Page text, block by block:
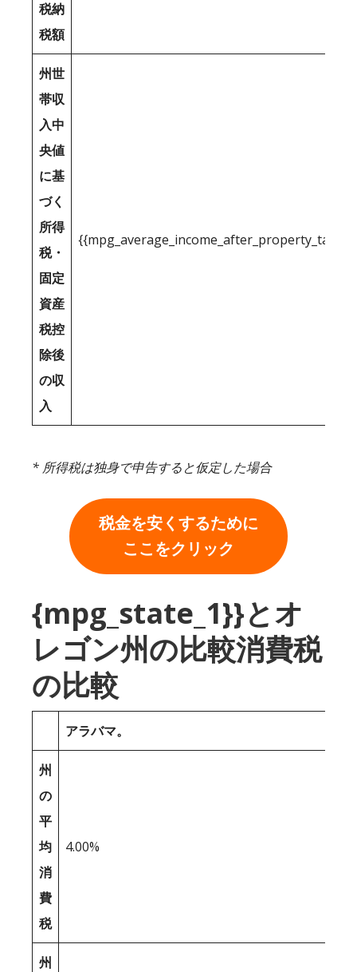
税納
税額
州世
帯収
入中
央値
に基
づく
所得
税・
固定
資産
税控
除後
の収
入
* 所得税は独身で申告すると仮定した場合
税金を安くするために
ここをクリック
{mpg_state_1}}とオ
レゴン州の比較消費税
の比較
アラバマ。
州
の
平
均
消
費
税
4.00%
州